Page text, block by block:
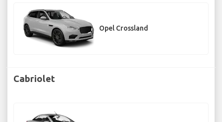
Opel Crossland
Cabriolet